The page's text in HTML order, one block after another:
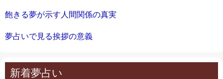
飽きる夢が示す人間関係の真実
夢占いで見る挨拶の意義
新着夢占い